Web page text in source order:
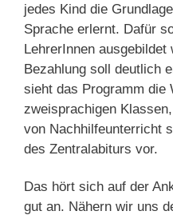
jedes Kind die
Sprache erlernt. Dafür
LehrerInnen ausgebildet
Bezahlung soll deutlich
sieht das Programm die
zweisprachigen
von Nachhilfeunterricht
des Zentralabiturs vor.
Das hört sich auf der
gut an. Nähern wir uns